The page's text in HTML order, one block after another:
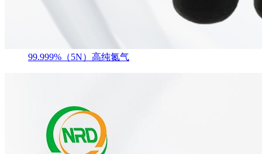
99.999%（5N）高纯氮气